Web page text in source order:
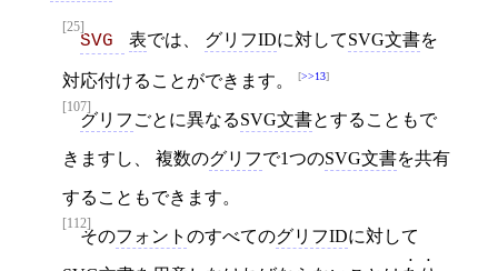
[25]
SVG 表では、 グリフIDに対してSVG文書を
対応付けることができます。 >>13
[107]
グリフ ごとに異なるSVG文書とすることもで
きますし、 複数のグリフで1つのSVG文書を共有
することもできます。
[112]
そのフォント のすべてのグリフIDに対して